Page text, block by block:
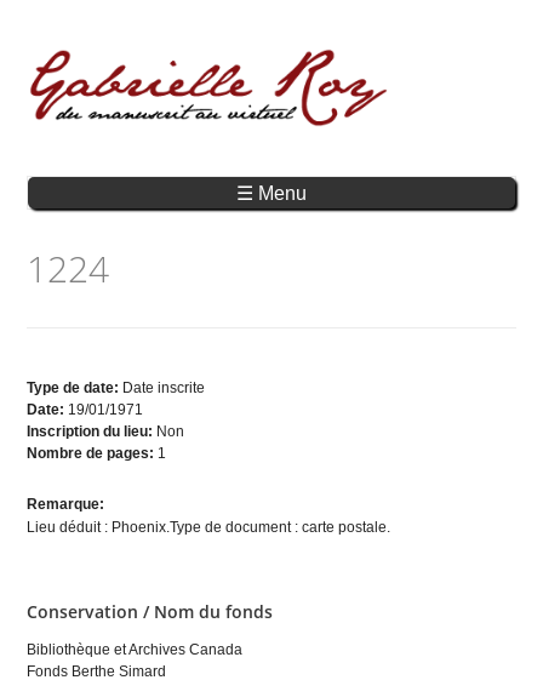
☰ Menu
1224
Type de date: Date inscrite
Date: 19/01/1971
Inscription du lieu: Non
Nombre de pages: 1
Remarque:
Lieu déduit : Phoenix.Type de document : carte postale.
Conservation / Nom du fonds
Bibliothèque et Archives Canada
Fonds Berthe Simard